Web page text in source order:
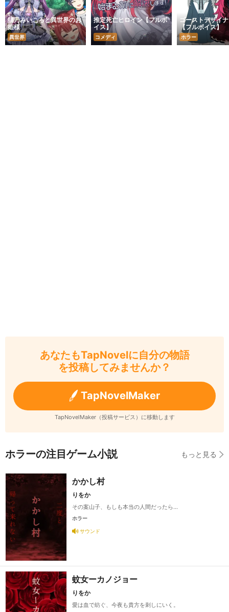
猫乃みいころと異世界のお
姫様
異世界
推定死亡ヒロイン【フルボ
イス】
コメディ
ゴーストデザイ
【フルボイス】
ホラー
あなたもTapNovelに自分の物語
を投稿してみませんか？
TapNovelMaker
TapNovelMaker（投稿サービス）に移動します
ホラーの注目ゲーム小説 もっと見る
かかし村
りをか
その案山子、もしも本当の人間だったら…
ホラー
サウンド
蚊女ーカノジョー
りをか
愛は血で紡ぐ、今夜も貴方を刺しにいく。